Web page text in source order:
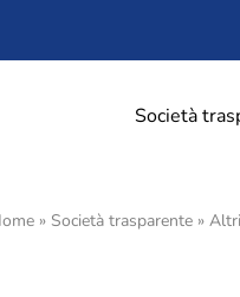
Società
» Società trasparente »